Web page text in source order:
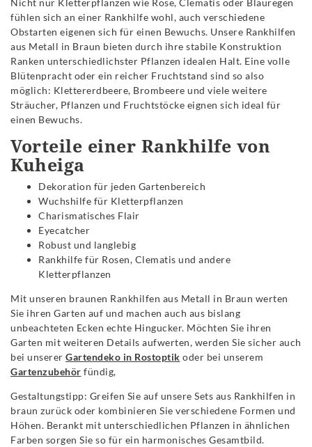
Nicht nur Kletterpflanzen wie Rose, Clematis oder Blauregen
fühlen sich an einer Rankhilfe wohl, auch verschiedene
Obstarten eigenen sich für einen Bewuchs. Unsere Rankhilfen
aus Metall in Braun bieten durch ihre stabile Konstruktion
Ranken unterschiedlichster Pflanzen idealen Halt. Eine volle
Blütenpracht oder ein reicher Fruchtstand sind so also
möglich: Klettererdbeere, Brombeere und viele weitere
Sträucher, Pflanzen und Fruchtstöcke eignen sich ideal für
einen Bewuchs.
Vorteile einer Rankhilfe von
Kuheiga
Dekoration für jeden Gartenbereich
Wuchshilfe für Kletterpflanzen
Charismatisches Flair
Eyecatcher
Robust und langlebig
Rankhilfe für Rosen, Clematis und andere
Kletterpflanzen
Mit unseren braunen Rankhilfen aus Metall in Braun werten
Sie ihren Garten auf und machen auch aus bislang
unbeachteten Ecken echte Hingucker. Möchten Sie ihren
Garten mit weiteren Details aufwerten, werden Sie sicher auch
bei unserer Gartendeko in Rostoptik oder bei unserem
Gartenzubehör fündig,
Gestaltungstipp: Greifen Sie auf unsere Sets aus Rankhilfen in
braun zurück oder kombinieren Sie verschiedene Formen und
Höhen. Berankt mit unterschiedlichen Pflanzen in ähnlichen
Farben sorgen Sie so für ein harmonisches Gesamtbild.